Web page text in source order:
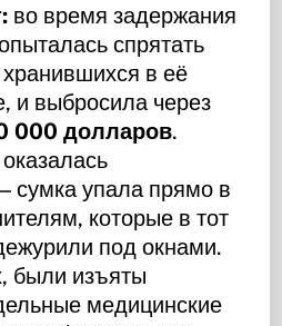
во время задержания
спрятать
в её
и выбросила через
000 долларов.
сумка упала прямо в
которые в тот
под окнами.
были изъяты
медицинские